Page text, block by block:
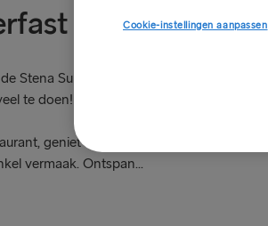
VII
Stena Superfast VII hoeft niemand
te doen!
geniet van een drankje in de bar,
vermaak. Ontspan...
Cookie-instellingen aanpassen